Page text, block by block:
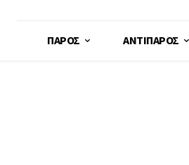
ΠΆΡΟΣ ΑΝΤΊΠΑΡΟΣ